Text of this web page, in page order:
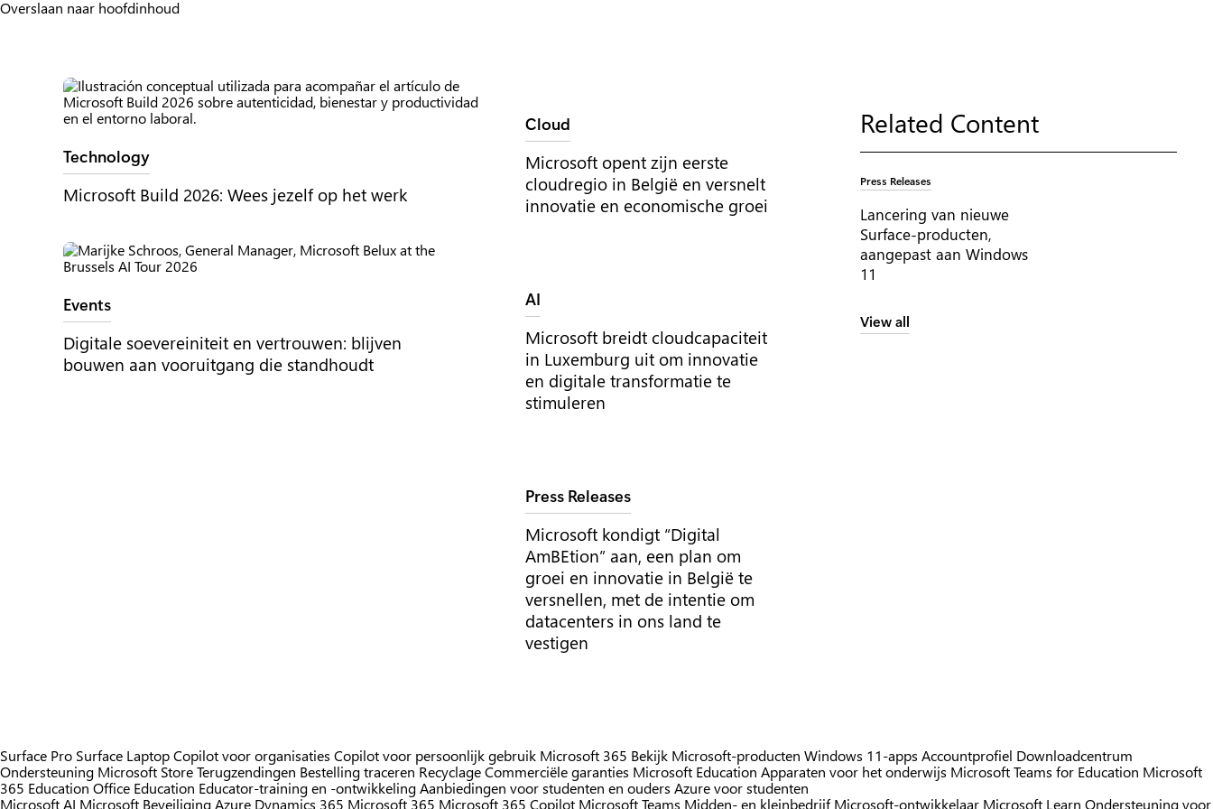
Overslaan naar hoofdinhoud
Company News
Tag:
Technology
Microsoft Build 2026: Wees jezelf op het werk
Tag:
Events
Digitale soevereiniteit en vertrouwen: blijven
bouwen aan vooruitgang die standhoudt
Tag:
Cloud
Microsoft opent zijn eerste
cloudregio in België en versnelt
innovatie en economische groei
Tag:
AI
Microsoft breidt cloudcapaciteit
in Luxemburg uit om innovatie
en digitale transformatie te
stimuleren
Tag:
Press Releases
Microsoft kondigt “Digital
AmBEtion” aan, een plan om
groei en innovatie in België te
versnellen, met de intentie om
datacenters in ons land te
vestigen
Related Content
Tag:
Press Releases
Lancering van nieuwe
Surface-producten,
aangepast aan Windows
11
View all
Surface Pro Surface LaptopCopilot voor organisaties Copilot voor persoonlijk gebruik Microsoft 365 Bekijk Microsoft-producten Windows 11-apps Accountprofiel Downloadcentrum
Ondersteuning Microsoft StoreTerugzendingen Bestelling traceren RecyclageCommerciële garanties Microsoft Education Apparaten voor het onderwijs Microsoft Teams for Education Microsoft
365 Education Office Education Educator-training en -ontwikkelingAanbiedingen voor studenten en ouders Azure voor studenten
Microsoft AI Microsoft BeveiligingAzure Dynamics 365 Microsoft 365 Microsoft 365 Copilot Microsoft Teams Midden- en kleinbedrijf Microsoft-ontwikkelaar Microsoft Learn Ondersteuning voor